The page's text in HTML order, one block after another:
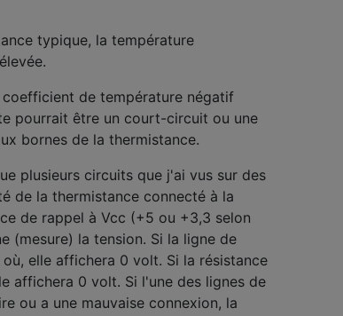
typique, la température
de température négatif
pourrait être un court-circuit ou une
bornes de la thermistance.
plusieurs circuits que j'ai vus sur des
de la thermistance connecté à la
de rappel à Vcc (+5 ou +3,3 selon
(mesure) la tension. Si la ligne de
elle affichera 0 volt. Si la résistance
affichera 0 volt. Si l'une des lignes de
ou a une mauvaise connexion, la